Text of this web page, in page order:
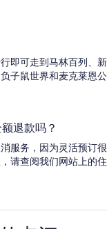
即可走到马林百列、新
子鼠世界和麦克莱恩公
退款吗？
服务，因为灵活预订很
请查阅我们网站上的住